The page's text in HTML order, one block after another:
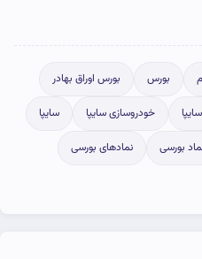
بورس بورس اوراق بهادر
خودروسازی سایپا سایپا
بورسی نمادهای بورسی